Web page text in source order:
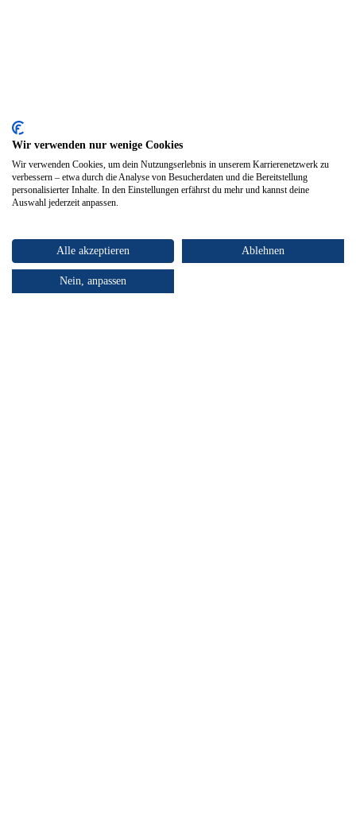
Wir verwenden nur wenige Cookies
Wir verwenden Cookies, um dein Nutzungserlebnis in unserem Karrierenetzwerk zu
verbessern – etwa durch die Analyse von Besucherdaten und die Bereitstellung
personalisierter Inhalte. In den Einstellungen erfährst du mehr und kannst deine
Auswahl jederzeit anpassen.
Alle akzeptieren Ablehnen
Nein, anpassen